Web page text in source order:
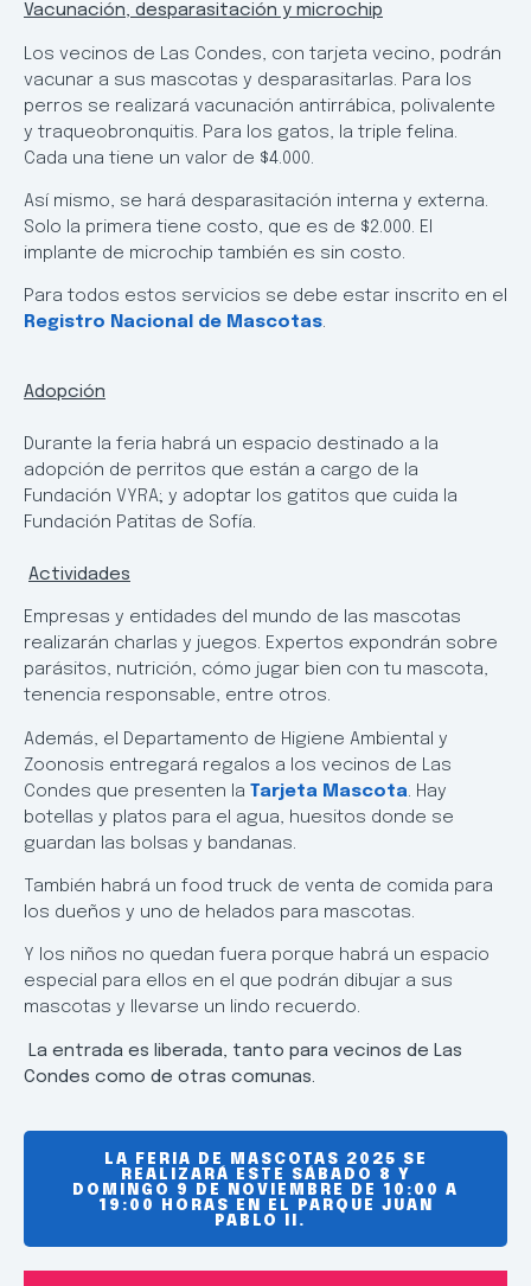
Vacunación, desparasitación y microchip
Los vecinos de Las Condes, con tarjeta vecino, podrán
vacunar a sus mascotas y desparasitarlas. Para los
perros se realizará vacunación antirrábica, polivalente
y traqueobronquitis. Para los gatos, la triple felina.
Cada una tiene un valor de $4.000.
Así mismo, se hará desparasitación interna y externa.
Solo la primera tiene costo, que es de $2.000. El
implante de microchip también es sin costo.
Para todos estos servicios se debe estar inscrito en el
Registro Nacional de Mascotas.
Adopción
Durante la feria habrá un espacio destinado a la
adopción de perritos que están a cargo de la
Fundación VYRA; y adoptar los gatitos que cuida la
Fundación Patitas de Sofía.
Actividades
Empresas y entidades del mundo de las mascotas
realizarán charlas y juegos. Expertos expondrán sobre
parásitos, nutrición, cómo jugar bien con tu mascota,
tenencia responsable, entre otros.
Además, el Departamento de Higiene Ambiental y
Zoonosis entregará regalos a los vecinos de Las
Condes que presenten la Tarjeta Mascota. Hay
botellas y platos para el agua, huesitos donde se
guardan las bolsas y bandanas.
También habrá un food truck de venta de comida para
los dueños y uno de helados para mascotas.
Y los niños no quedan fuera porque habrá un espacio
especial para ellos en el que podrán dibujar a sus
mascotas y llevarse un lindo recuerdo.
La entrada es liberada, tanto para vecinos de Las
Condes como de otras comunas.
LA FERIA DE MASCOTAS 2025 SE
REALIZARÁ ESTE SÁBADO 8 Y
DOMINGO 9 DE NOVIEMBRE DE 10:00 A
19:00 HORAS EN EL PARQUE JUAN
PABLO II.